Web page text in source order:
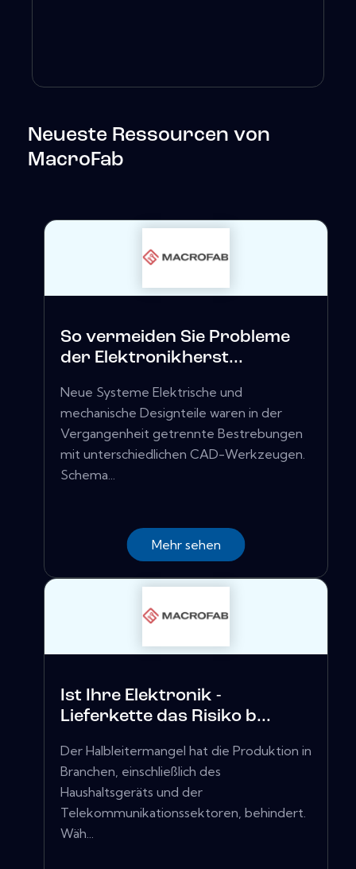
Neueste Ressourcen von
MacroFab
So vermeiden Sie Probleme
der Elektronikherst...
Neue Systeme Elektrische und
mechanische Designteile waren in der
Vergangenheit getrennte Bestrebungen
mit unterschiedlichen CAD-Werkzeugen.
Schema...
Mehr sehen
Ist Ihre Elektronik -
Lieferkette das Risiko b...
Der Halbleitermangel hat die Produktion in
Branchen, einschließlich des
Haushaltsgeräts und der
Telekommunikationssektoren, behindert.
Wäh...